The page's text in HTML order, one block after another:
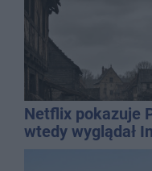
Netflix pokazuje
wtedy wyglądał